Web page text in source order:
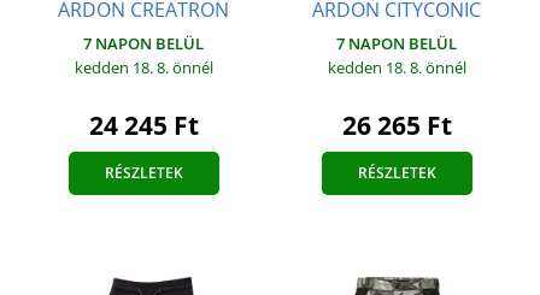
ARDON CREATRON
7 NAPON BELÜL
kedden 18. 8.önnél
24 245 Ft
RÉSZLETEK
ARDON CITYCONIC
7 NAPON BELÜL
kedden 18. 8.önnél
26 265 Ft
RÉSZLETEK